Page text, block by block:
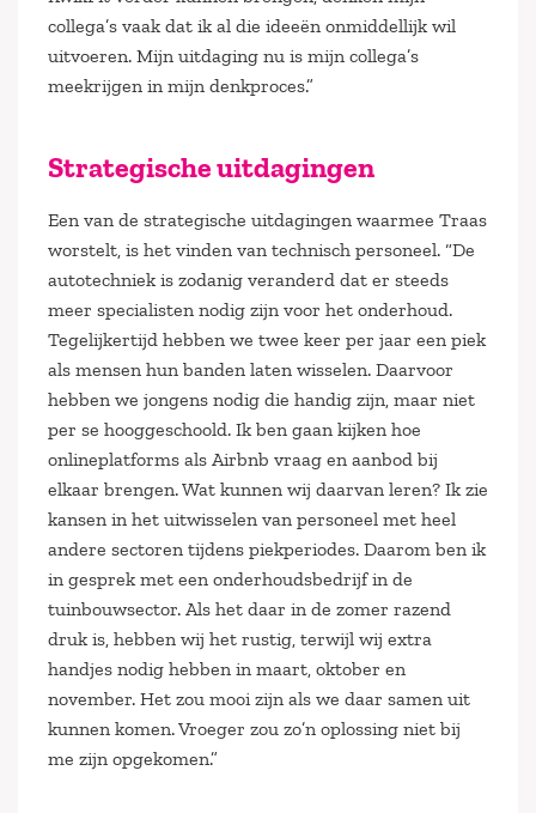
collega’s vaak dat ik al die ideeën onmiddellijk wil
uitvoeren. Mijn uitdaging nu is mijn collega’s
meekrijgen in mijn denkproces.”
Strategische uitdagingen
Een van de strategische uitdagingen waarmee Traas
worstelt, is het vinden van technisch personeel. “De
autotechniek is zodanig veranderd dat er steeds
meer specialisten nodig zijn voor het onderhoud.
Tegelijkertijd hebben we twee keer per jaar een piek
als mensen hun banden laten wisselen. Daarvoor
hebben we jongens nodig die handig zijn, maar niet
per se hooggeschoold. Ik ben gaan kijken hoe
onlineplatforms als Airbnb vraag en aanbod bij
elkaar brengen. Wat kunnen wij daarvan leren? Ik zie
kansen in het uitwisselen van personeel met heel
andere sectoren tijdens piekperiodes. Daarom ben ik
in gesprek met een onderhoudsbedrijf in de
tuinbouwsector. Als het daar in de zomer razend
druk is, hebben wij het rustig, terwijl wij extra
handjes nodig hebben in maart, oktober en
november. Het zou mooi zijn als we daar samen uit
kunnen komen. Vroeger zou zo’n oplossing niet bij
me zijn opgekomen.”